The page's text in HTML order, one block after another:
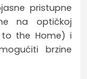
pristupne
na optičkoj
to the Home) i
brzine